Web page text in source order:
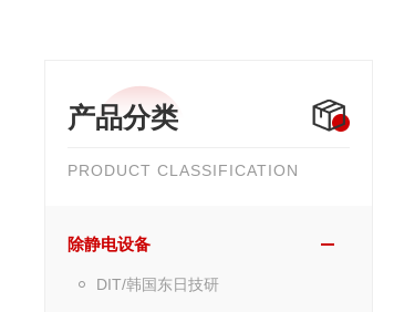
产品分类
PRODUCT CLASSIFICATION
除静电设备
DIT/韩国东日技研